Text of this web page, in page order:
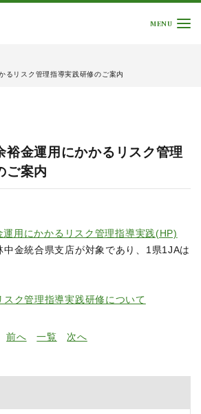
MENU
るリスク管理指導実践研修のご案内
裕金運用にかかるリスク管理
ご案内
用にかかるリスク管理指導実践(HP)
金統合県支店が対象であり、1県1JAは
ク管理指導実践研修について
前へ 一覧 次へ